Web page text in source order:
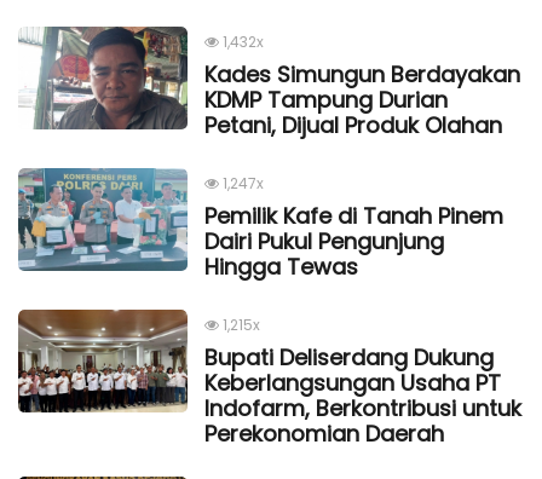
1,432x
Kades Simungun Berdayakan
KDMP Tampung Durian
Petani, Dijual Produk Olahan
1,247x
Pemilik Kafe di Tanah Pinem
Dairi Pukul Pengunjung
Hingga Tewas
1,215x
Bupati Deliserdang Dukung
Keberlangsungan Usaha PT
Indofarm, Berkontribusi untuk
Perekonomian Daerah